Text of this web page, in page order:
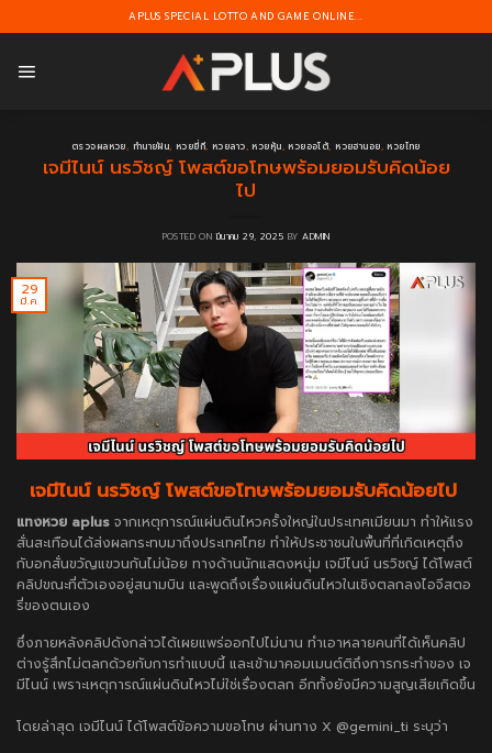
to
APLUS SPECIAL LOTTO AND GAME ONLINE...
ตรวจผลหวย, ทำนายฝัน, หวยยี่กี, หวยลาว, หวยหุ้น, หวยออโต้, หวยฮานอย, หวยไทย
เจมีไนน์ นรวิชญ์ โพสต์ขอโทษพร้อมยอมรับคิดน้อย
ไป
POSTED ONมีนาคม 29, 2025 BYADMIN
29
มี.ค.
เจมีไนน์ นรวิชญ์ โพสต์ขอโทษพร้อมยอมรับคิดน้อยไป
แทงหวย aplus จากเหตุการณ์แผ่นดินไหวครั้งใหญ่ในประเทศเมียนมา ทำให้แรง
สั่นสะเทือนได้ส่งผลกระทบมาถึงประเทศไทย ทำให้ประชาชนในพื้นที่ที่เกิดเหตุถึง
กับอกสั่นขวัญแขวนกันไม่น้อย ทางด้านนักแสดงหนุ่ม เจมีไนน์ นรวิชญ์ ได้โพสต์
คลิปขณะที่ตัวเองอยู่สนามบิน และพูดถึงเรื่องแผ่นดินไหวในเชิงตลกลงไอจีสตอ
รี่ของตนเอง
ซึ่งภายหลังคลิปดังกล่าวได้เผยแพร่ออกไปไม่นาน ทำเอาหลายคนที่ได้เห็นคลิป
ต่างรู้สึกไม่ตลกด้วยกับการทำแบบนี้ และเข้ามาคอมเมนต์ติถึงการกระทำของ เจ
มีไนน์ เพราะเหตุการณ์แผ่นดินไหวไม่ใช่เรื่องตลก อีกทั้งยังมีความสูญเสียเกิดขึ้น
โดยล่าสุด เจมีไนน์ ได้โพสต์ข้อความขอโทษ ผ่านทาง X @gemini_ti ระบุว่า